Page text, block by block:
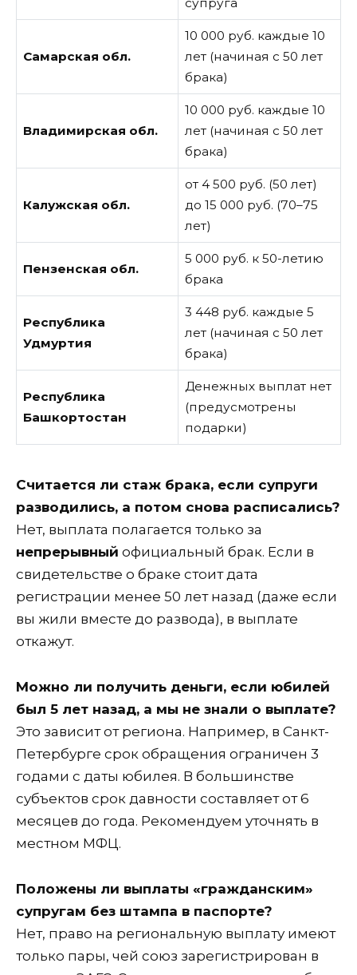
Самарская обл.
10 000 руб. каждые 10
лет (начиная с 50 лет
брака)
Владимирская обл.
10 000 руб. каждые 10
лет (начиная с 50 лет
брака)
Калужская обл.
от 4 500 руб. (50 лет)
до 15 000 руб. (70–75
лет)
Пензенская обл.
5 000 руб. к 50-летию
брака
Республика
Удмуртия
3 448 руб. каждые 5
лет (начиная с 50 лет
брака)
Республика
Башкортостан
Денежных выплат нет
(предусмотрены
подарки)
Считается ли стаж брака, если супруги
разводились, а потом снова расписались?
Нет, выплата полагается только за
непрерывный официальный брак. Если в
свидетельстве о браке стоит дата
регистрации менее 50 лет назад (даже если
вы жили вместе до развода), в выплате
откажут.
Можно ли получить деньги, если юбилей
был 5 лет назад, а мы не знали о выплате?
Это зависит от региона. Например, в Санкт-
Петербурге срок обращения ограничен 3
годами с даты юбилея. В большинстве
субъектов срок давности составляет от 6
месяцев до года. Рекомендуем уточнять в
местном МФЦ.
Положены ли выплаты «гражданским»
супругам без штампа в паспорте?
Нет, право на региональную выплату имеют
только пары, чей союз зарегистрирован в